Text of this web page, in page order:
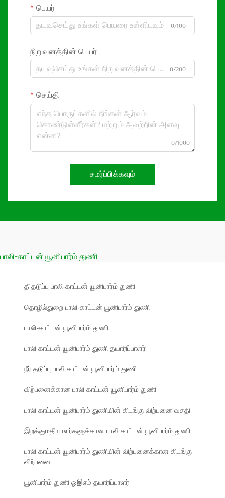
பெயர்
0/100
நிறுவனத்தின் பெயர்
0/200
செய்தி
0/1000
சமர்ப்பிக்கவும்
பாலி-காட்டன் யூனிபார்ம் துணி
தீ தடுப்பு பாலி-காட்டன் யூனிபார்ம் துணி
தொழில்துறை பாலி-காட்டன் யூனிபார்ம் துணி
பாலி-காட்டன் யூனிபார்ம் துணி
பாலி காட்டன் யூனிபார்ம் துணி தயாரிப்பாளர்
நீர் தடுப்பு பாலி காட்டன் யூனிபார்ம் துணி
விற்பனைக்கான பாலி காட்டன் யூனிபார்ம் துணி
பாலி காட்டன் யூனிபார்ம் துணியின் கிடங்கு விற்பனை வசதி
இறக்குமதியாளர்களுக்கான பாலி காட்டன் யூனிபார்ம் துணி
பாலி காட்டன் யூனிபார்ம் துணியின் விற்பனைக்கான கிடங்கு
விற்பனை
யூனிபார்ம் துணி ஓஇஎம் தயாரிப்பாளர்